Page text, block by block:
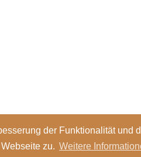
der Funktionalität
zu. Weitere